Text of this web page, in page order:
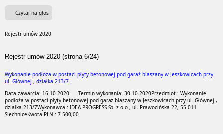
Czytaj na głos
Rejestr umów 2020
Rejestr umów 2020 (strona 6/24)
Wykonanie podłoża w postaci płyty betonowej pod garaż blaszany w Jeszkowicach przy
ul. Głównej , działka 213/7
Data zawarcia: 16.10.2020 Termin wykonania: 30.10.2020Przedmiot : Wykonanie
podłoża w postaci płyty betonowej pod garaż blaszany w Jeszkowicach przy ul. Głównej ,
działka 213/7Wykonawca : IDEA PROGRESS Sp. z o.o., ul. Prawocińska 22, 55-011
SiechniceKwota PLN : 7 500,00